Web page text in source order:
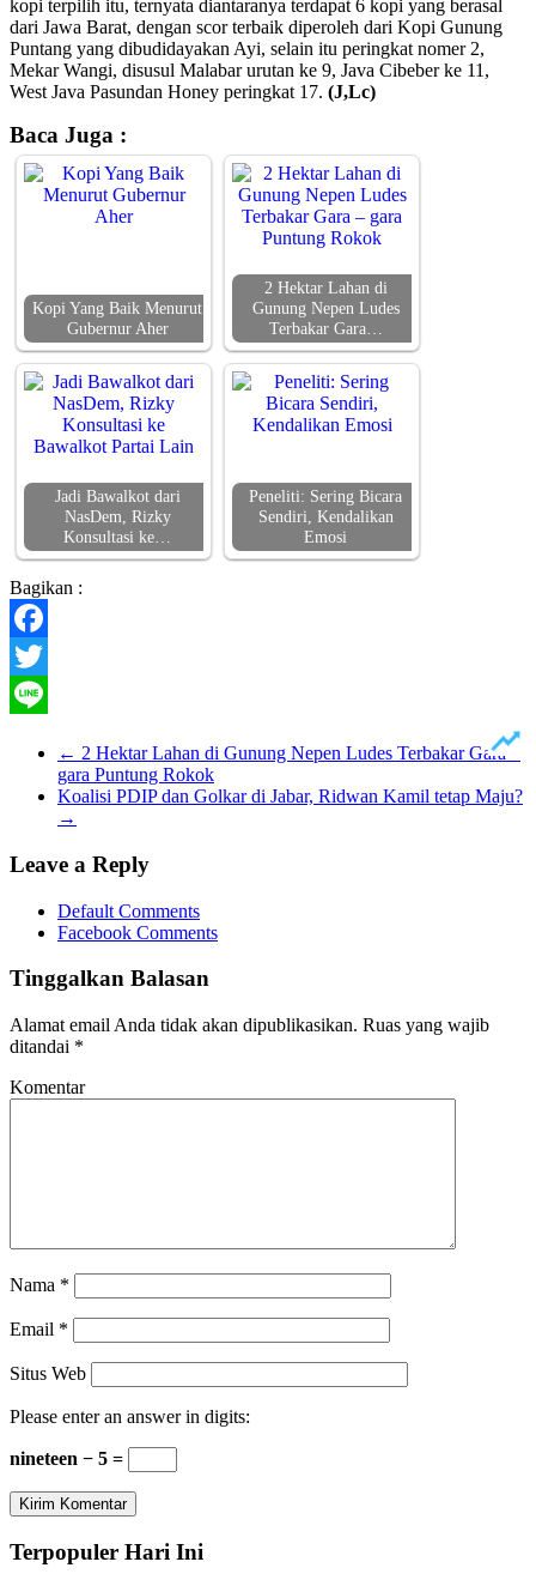
kopi terpilih itu, ternyata diantaranya terdapat 6 kopi yang berasal
dari Jawa Barat, dengan scor terbaik diperoleh dari Kopi Gunung
Puntang yang dibudidayakan Ayi, selain itu peringkat nomer 2,
Mekar Wangi, disusul Malabar urutan ke 9, Java Cibeber ke 11,
West Java Pasundan Honey peringkat 17. (J,Lc)
Baca Juga :
Kopi Yang Baik Menurut
Gubernur Aher
2 Hektar Lahan di
Gunung Nepen Ludes
Terbakar Gara…
Jadi Bawalkot dari
NasDem, Rizky
Konsultasi ke…
Peneliti: Sering Bicara
Sendiri, Kendalikan
Emosi
Bagikan :
Facebook
Twitter
← 2 Hektar Lahan di Gunung Nepen Ludes Terbakar Gara –
gara Puntung Rokok
Koalisi PDIP dan Golkar di Jabar, Ridwan Kamil tetap Maju?
→
Leave a Reply
Default Comments
Facebook Comments
Tinggalkan Balasan
Alamat email Anda tidak akan dipublikasikan. Ruas yang wajib
ditandai *
Komentar
Nama *
Email *
Situs Web
Please enter an answer in digits:
nineteen − 5 =
Terpopuler Hari Ini